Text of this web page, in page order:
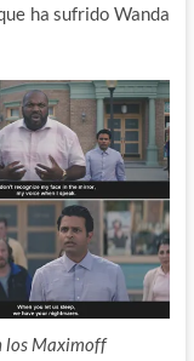
ha sufrido Wanda
los Maximoff